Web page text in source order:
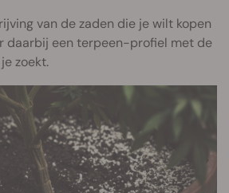
van de zaden die je wilt kopen
daarbij een terpeen-profiel met de
zoekt.